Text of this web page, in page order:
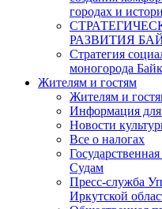
городах и
РАЗВИТИЯ
Стратегия
моногорода
Жителям и гостям
Жителям и
Информация
Новости
Все о налогах
Судам
Пресс-служба
Иркутской